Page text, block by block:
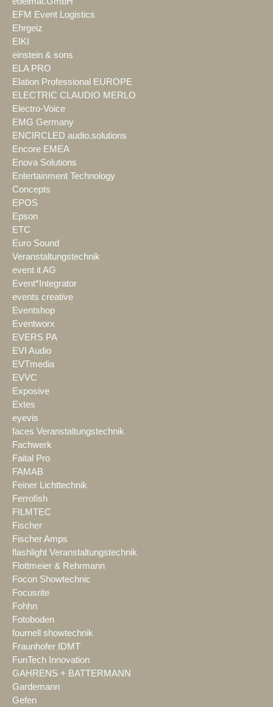
EFM Event Logistics
Ehrgeiz
EIKI
einstein & sons
ELA PRO
Elation Professional EUROPE
ELECTRIC CLAUDIO MERLO
Electro-Voice
EMG Germany
ENCIRCLED audio.solutions
Encore EMEA
Enova Solutions
Entertainment Technology
Concepts
EPOS
Epson
ETC
Euro Sound
Veranstaltungstechnik
event it AG
Event*Integrator
events creative
Eventshop
Eventworx
EVERS PA
EVI Audio
EVTmedia
EVVC
Exposive
Extes
eyevis
faces Veranstaltungstechnik
Fachwerk
Faital Pro
FAMAB
Feiner Lichttechnik
Ferrofish
FILMTEC
Fischer
Fischer Amps
flashlight Veranstaltungstechnik
Flottmeier & Rehrmann
Focon Showtechnic
Focusrite
Fohhn
Fotoboden
fournell showtechnik
Fraunhofer IDMT
FunTech Innovation
GAHRENS + BATTERMANN
Gardemann
Gefen